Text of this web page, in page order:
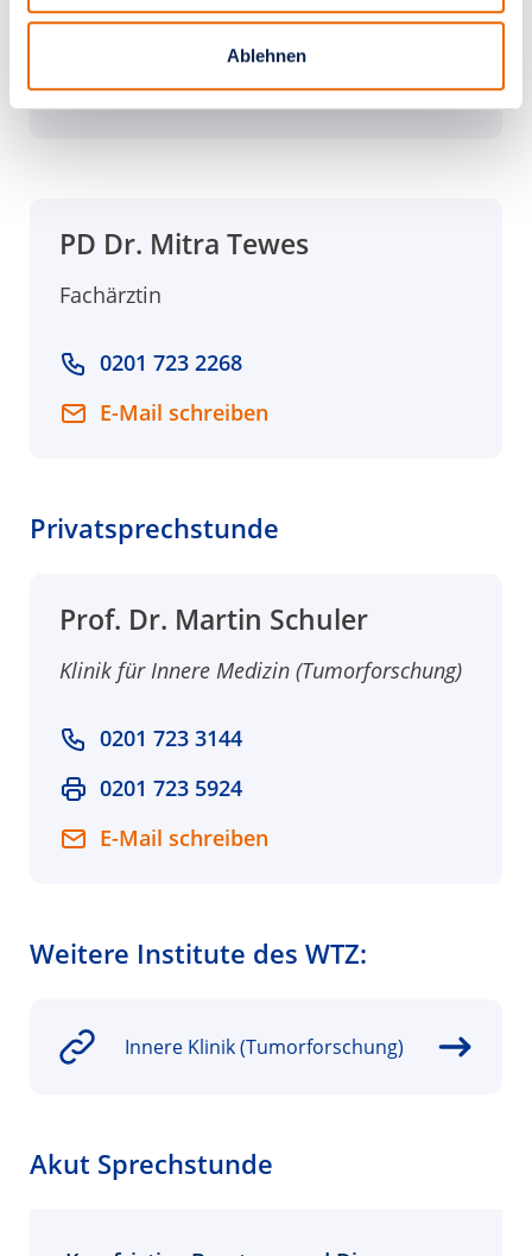
Ablehnen
0201 723 3101
E-Mail schreiben
PD Dr. Mitra Tewes
Fachärztin
0201 723 2268
E-Mail schreiben
Privatsprechstunde
Prof. Dr. Martin Schuler
Klinik für Innere Medizin (Tumorforschung)
0201 723 3144
0201 723 5924
E-Mail schreiben
Weitere Institute des WTZ:
Innere Klinik (Tumorforschung)
Akut Sprechstunde